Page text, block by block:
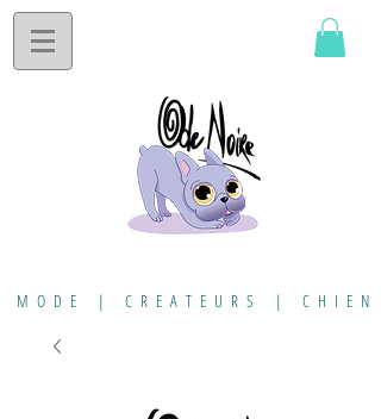
MODE | CREATEURS | CHIEN